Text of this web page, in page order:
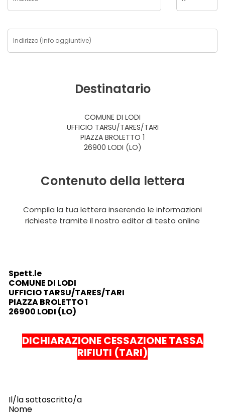
Destinatario
COMUNE DI LODI
UFFICIO TARSU/TARES/TARI
PIAZZA BROLETTO 1
26900 LODI (LO)
Contenuto della lettera
Compila la tua lettera inserendo le informazioni
richieste tramite il nostro editor di testo online
Spett.le
COMUNE DI LODI
UFFICIO TARSU/TARES/TARI
PIAZZA BROLETTO 1
26900 LODI (LO)
DICHIARAZIONE CESSAZIONE TASSA
RIFIUTI (TARI)
Il/la sottoscritto/a
Nome